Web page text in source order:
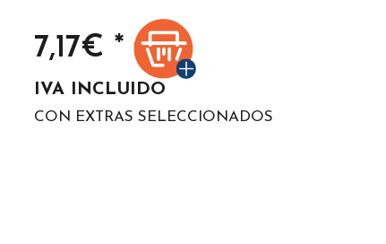
7,17€ *
IVA INCLUIDO
CON EXTRAS SELECCIONADOS